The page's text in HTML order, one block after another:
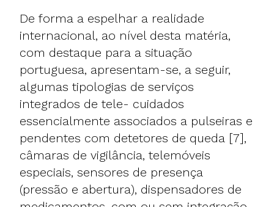
De forma a espelhar a realidade
internacional, ao nível desta matéria,
com destaque para a situação
portuguesa, apresentam-se, a seguir,
algumas tipologias de serviços
integrados de tele- cuidados
essencialmente associados a pulseiras e
pendentes com detetores de queda [7],
câmaras de vigilância, telemóveis
especiais, sensores de presença
(pressão e abertura), dispensadores de